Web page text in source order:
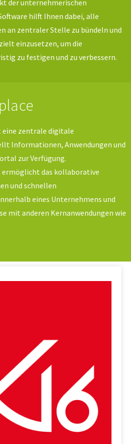
der unternehmerischen
hilft Ihnen dabei, alle
an zentraler Stelle zu bündeln und
einzusetzen, um die
zu festigen und zu verbessern.
eine zentrale digitale
Informationen, Anwendungen und
zur Verfügung.
das kollaborative
und schnellen
eines Unternehmens und
mit anderen Kernanwendungen wie